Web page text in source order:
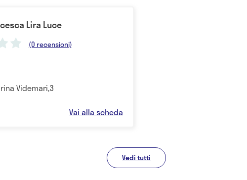
Lira Luce
(0 recensioni)
Videmari,3
Vai alla scheda
Vedi tutti